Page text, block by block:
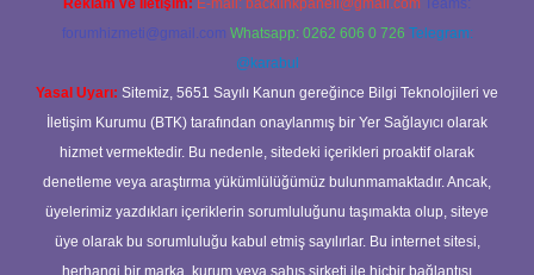
Reklam ve İletişim: E-mail: backlinkpaneli@gmail.com Teams:
forumhizmeti@gmail.com Whatsapp: 0262 606 0 726 Telegram:
@karabul
Yasal Uyarı: Sitemiz, 5651 Sayılı Kanun gereğince Bilgi Teknolojileri ve
İletişim Kurumu (BTK) tarafından onaylanmış bir Yer Sağlayıcı olarak
hizmet vermektedir. Bu nedenle, sitedeki içerikleri proaktif olarak
denetleme veya araştırma yükümlülüğümüz bulunmamaktadır. Ancak,
üyelerimiz yazdıkları içeriklerin sorumluluğunu taşımakta olup, siteye
üye olarak bu sorumluluğu kabul etmiş sayılırlar. Bu internet sitesi,
herhangi bir marka, kurum veya şahıs şirketi ile hiçbir bağlantısı